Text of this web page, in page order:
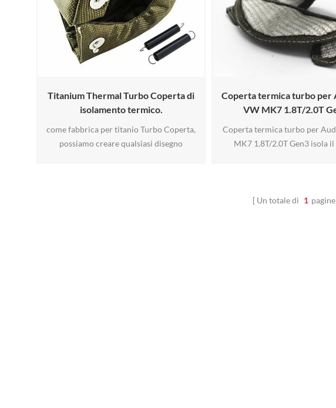
Titanium Thermal Turbo Coperta di
isolamento termico.
come fabbrica per titanio Turbo Coperta,
possiamo creare qualsiasi disegno
Coperta termica turbo per
VW MK7 1.8T/2.0T
Coperta termica turbo per
MK7 1.8T/2.0T Gen3 isola
aspirazione dell'aria più
Un totale di 1 pagine